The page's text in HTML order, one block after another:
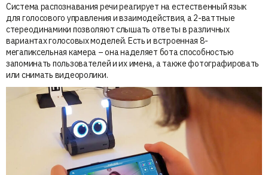
Система распознавания речи реагирует на естественный язык
для голосового управления и взаимодействия, а 2-ваттные
стереодинамики позволяют слышать ответы в различных
вариантах голосовых моделей. Есть и встроенная 8-
мегапиксельная камера – она наделяет бота способностью
запоминать пользователей и их имена, а также фотографировать
или снимать видеоролики.